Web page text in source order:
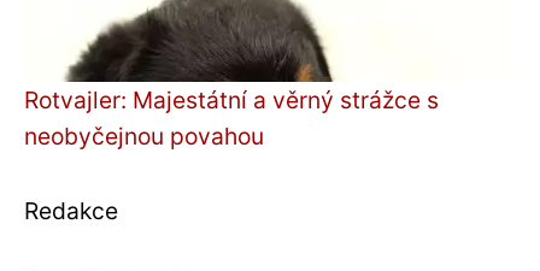
Rotvajler: Majestátní a věrný strážce s
neobyčejnou povahou
Redakce